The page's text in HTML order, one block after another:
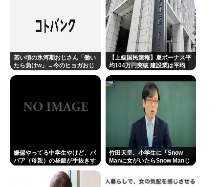
Powered by livedoor 相互RSS
若い頃の氷河期おじさん「働い
たら負けw」→今のヒョガおじ
【上級国民速報】夏ボーナス平
均104万円突破 建設業は平均
社93万人、全就業者の1%強
嫌儲やってる中学生やけど、バ
バア（母親）の昼飯が手抜きす
竹田天皇、小学生に「Snow
Manに女がいたらSnow Manじ